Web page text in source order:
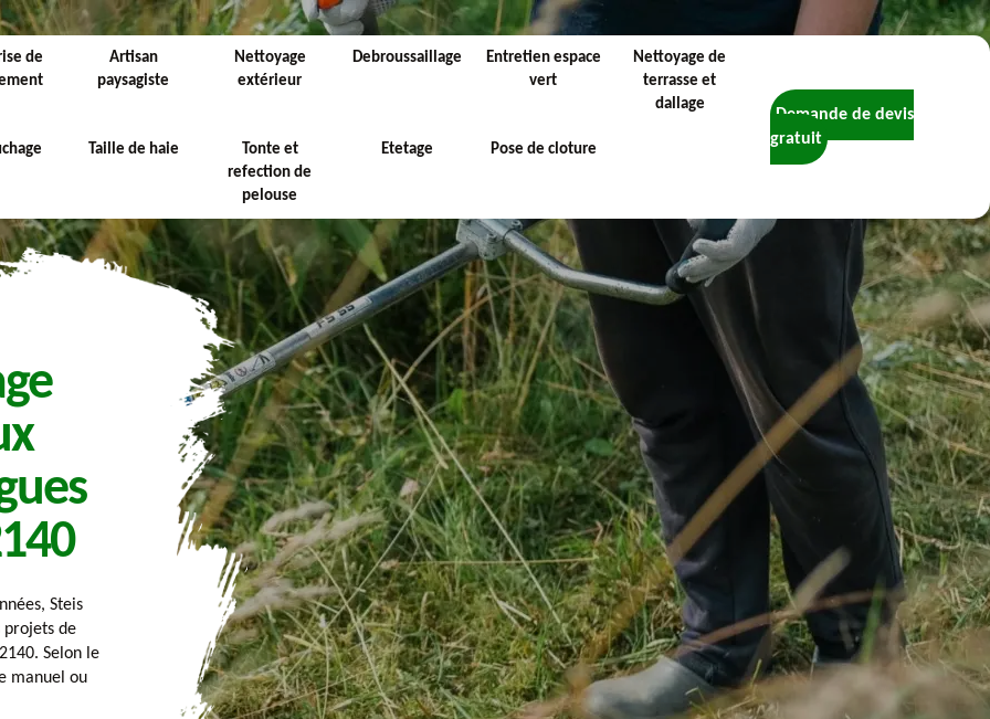
de
Artisan
paysagiste
Nettoyage
extérieur
Debroussaillage
Entretien espace
vert
Nettoyage de
terrasse et
dallage
Taille de haie
Tonte et
refection de
pelouse
Etetage Pose de cloture
Demande de devis
gratuit
Steis
projets de
Selon le
manuel ou